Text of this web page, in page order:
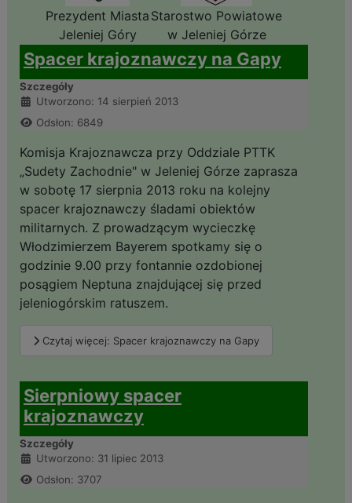
Prezydent Miasta
Jeleniej Góry
Starostwo Powiatowe
w Jeleniej Górze
Spacer krajoznawczy na Gapy
Szczegóły
Utworzono: 14 sierpień 2013
Odsłon: 6849
Komisja Krajoznawcza przy Oddziale PTTK
„Sudety Zachodnie" w Jeleniej Górze zaprasza
w sobotę 17 sierpnia 2013 roku na kolejny
spacer krajoznawczy śladami obiektów
militarnych. Z prowadzącym wycieczkę
Włodzimierzem Bayerem spotkamy się o
godzinie 9.00 przy fontannie ozdobionej
posągiem Neptuna znajdującej się przed
jeleniogórskim ratuszem.
Czytaj więcej: Spacer krajoznawczy na Gapy
Sierpniowy spacer
krajoznawczy
Szczegóły
Utworzono: 31 lipiec 2013
Odsłon: 3707